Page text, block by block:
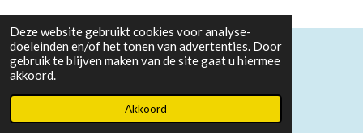
Deze website gebruikt cookies voor analyse-
doeleinden en/of het tonen van advertenties. Door
gebruik te blijven maken van de site gaat u hiermee
akkoord.
Akkoord
© 2020 - 2026 Uw Koninkrijk kome